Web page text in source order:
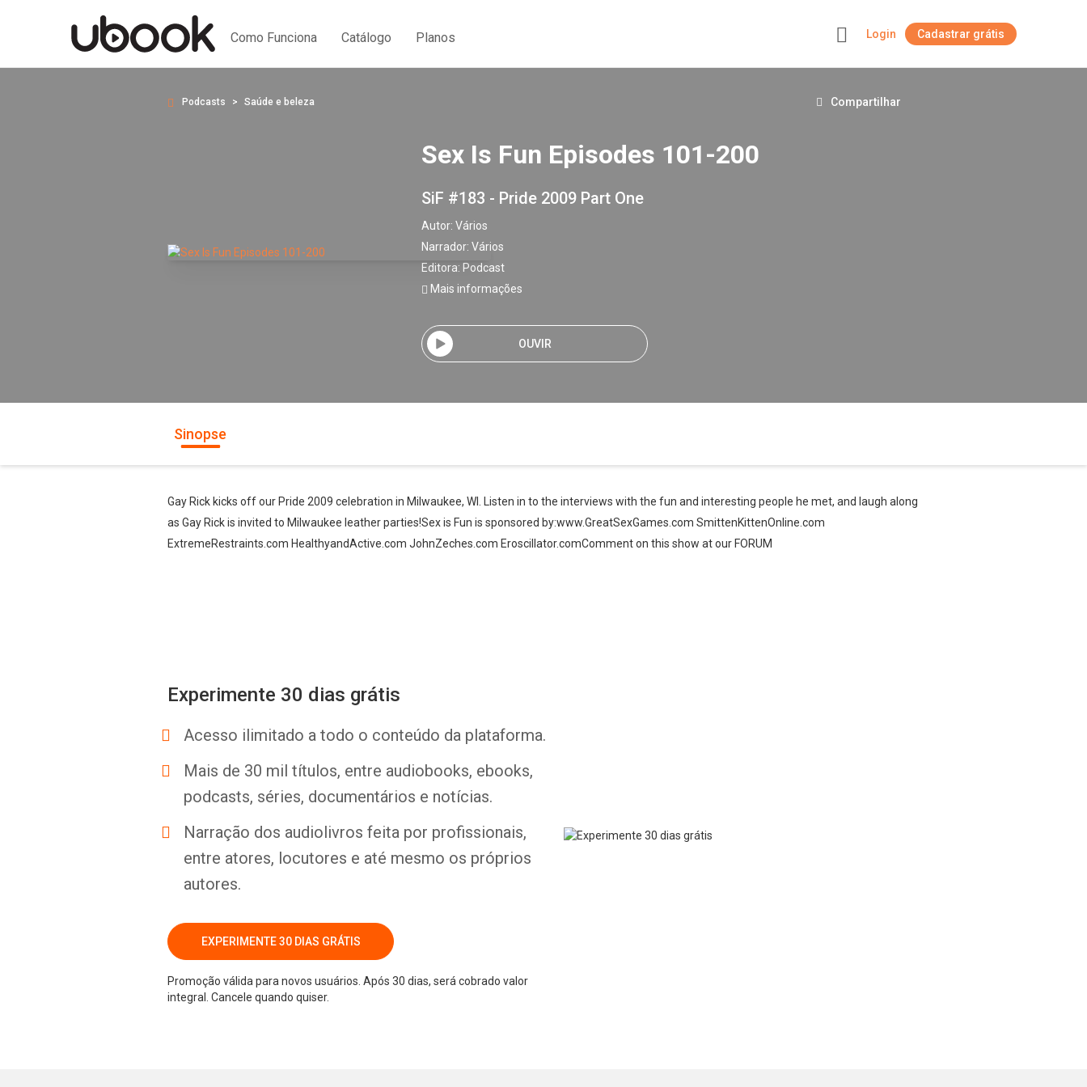
Como Funciona Catálogo Planos Login Cadastrar grátis
Podcasts Saúde e beleza Compartilhar
Sex Is Fun Episodes 101-200
SiF #183 - Pride 2009 Part One
Autor: Vários
Narrador: Vários
Editora: Podcast
Mais informações
OUVIR
Sinopse
Gay Rick kicks off our Pride 2009 celebration in Milwaukee, WI. Listen in to the interviews with the fun and interesting people he met, and laugh along
as Gay Rick is invited to Milwaukee leather parties!Sex is Fun is sponsored by:www.GreatSexGames.com SmittenKittenOnline.com
ExtremeRestraints.com HealthyandActive.com JohnZeches.com Eroscillator.comComment on this show at our FORUM
Experimente 30 dias grátis
Acesso ilimitado a todo o conteúdo da plataforma.
Mais de 30 mil títulos, entre audiobooks, ebooks,
podcasts, séries, documentários e notícias.
Narração dos audiolivros feita por profissionais,
entre atores, locutores e até mesmo os próprios
autores.
EXPERIMENTE 30 DIAS GRÁTIS
Promoção válida para novos usuários. Após 30 dias, será cobrado valor
integral. Cancele quando quiser.